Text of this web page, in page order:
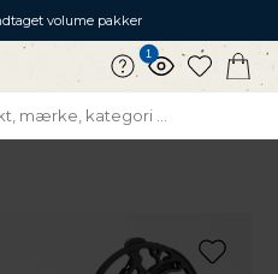
volume pakker
1